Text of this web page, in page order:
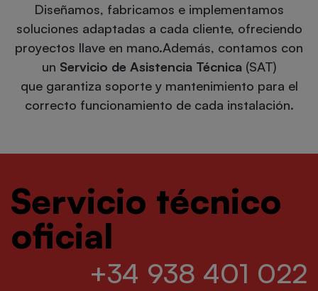
Diseñamos, fabricamos e implementamos
soluciones adaptadas a cada cliente, ofreciendo
proyectos llave en mano.Además, contamos con
un Servicio de Asistencia Técnica(SAT)
que garantiza soporte y mantenimiento para el
correcto funcionamiento de cada instalación.
Servicio técnico
oficial
+34 938 401 022